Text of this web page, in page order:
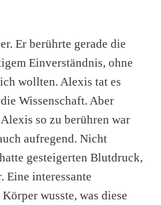
Er berührte gerade die
Einverständnis, ohne
wollten. Alexis tat es
Wissenschaft. Aber
so zu berühren war
aufregend. Nicht
gesteigerten Blutdruck,
Eine interessante
wusste, was diese